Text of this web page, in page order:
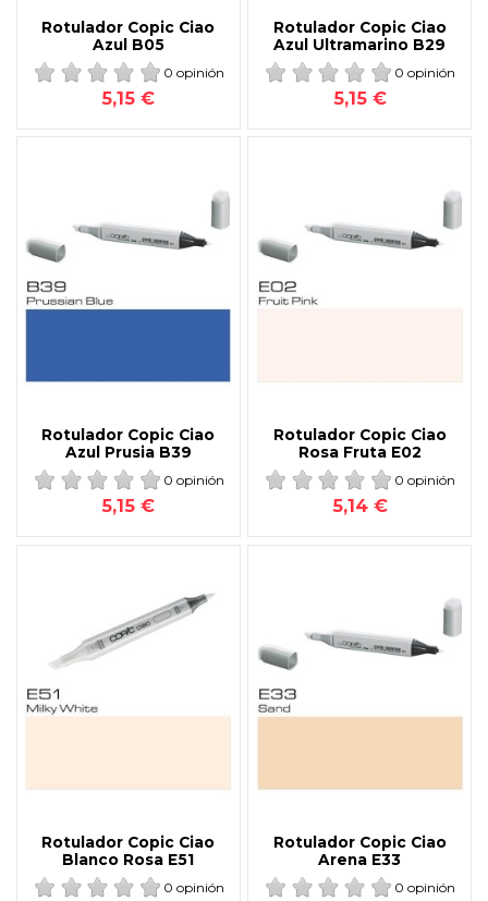
Rotulador Copic Ciao
Azul B05
0 opinión
5,15 €
Rotulador Copic Ciao
Azul Ultramarino B29
0 opinión
5,15 €
Rotulador Copic Ciao
Azul Prusia B39
0 opinión
5,15 €
Rotulador Copic Ciao
Rosa Fruta E02
0 opinión
5,14 €
Rotulador Copic Ciao
Blanco Rosa E51
0 opinión
Rotulador Copic Ciao
Arena E33
0 opinión